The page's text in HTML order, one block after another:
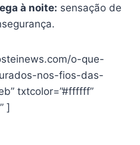
à noite: sensação de
o-que-
nos-fios-das-
txtcolor=”#ffffff”
]